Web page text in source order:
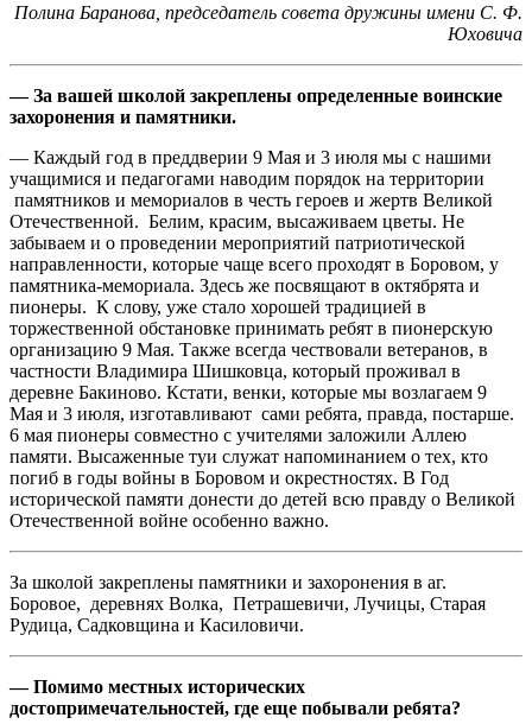
Полина Баранова, председатель совета дружины имени С. Ф.
Юховича
— За вашей школой закреплены определенные воинские
захоронения и памятники.
— Каждый год в преддверии 9 Мая и 3 июля мы с нашими
учащимися и педагогами наводим порядок на территории
памятников и мемориалов в честь героев и жертв Великой
Отечественной. Белим, красим, высаживаем цветы. Не
забываем и о проведении мероприятий патриотической
направленности, которые чаще всего проходят в Боровом, у
памятника-мемориала. Здесь же посвящают в октябрята и
пионеры. К слову, уже стало хорошей традицией в
торжественной обстановке принимать ребят в пионерскую
организацию 9 Мая. Также всегда чествовали ветеранов, в
частности Владимира Шишковца, который проживал в
деревне Бакиново. Кстати, венки, которые мы возлагаем 9
Мая и 3 июля, изготавливают сами ребята, правда, постарше.
6 мая пионеры совместно с учителями заложили Аллею
памяти. Высаженные туи служат напоминанием о тех, кто
погиб в годы войны в Боровом и окрестностях. В Год
исторической памяти донести до детей всю правду о Великой
Отечественной войне особенно важно.
За школой закреплены памятники и захоронения в аг.
Боровое, деревнях Волка, Петрашевичи, Лучицы, Старая
Рудица, Садковщина и Касиловичи.
— Помимо местных исторических
достопримечательностей, где еще побывали ребята?